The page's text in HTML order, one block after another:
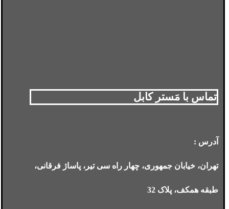
تماس با مَستر کابل
آدرس :
تهران، خیابان جمهوری، چهار راه سی تیر، پاساژ فرقانی،
طبقه همکف، پلاک 32